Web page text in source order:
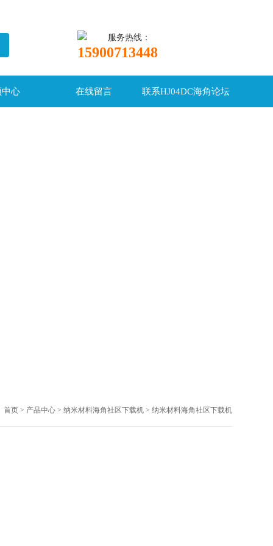
服务热线：
15900713448
心 在线留言 联系HJ04DC海角论坛
首页> 产品中心> 纳米材料海角社区下载机> 纳米材料海角社区下载机